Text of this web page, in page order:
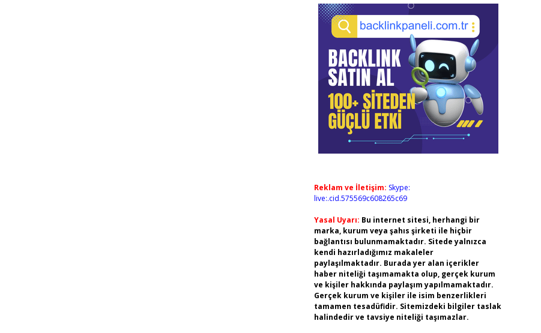
Reklam ve İletişim: Skype:
live:.cid.575569c608265c69
Yasal Uyarı: Bu internet sitesi, herhangi bir
marka, kurum veya şahıs şirketi ile hiçbir
bağlantısı bulunmamaktadır. Sitede yalnızca
kendi hazırladığımız makaleler
paylaşılmaktadır. Burada yer alan içerikler
haber niteliği taşımamakta olup, gerçek kurum
ve kişiler hakkında paylaşım yapılmamaktadır.
Gerçek kurum ve kişiler ile isim benzerlikleri
tamamen tesadüfidir. Sitemizdeki bilgiler taslak
halindedir ve tavsiye niteliği taşımazlar.